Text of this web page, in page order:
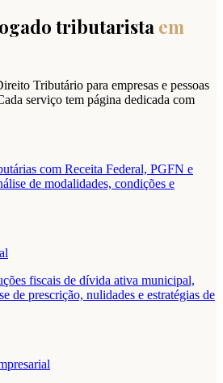
tributarista em
Tributário para empresas e pessoas
serviço tem página dedicada com
com Receita Federal, PGFN e
de modalidades, condições e
fiscais de dívida ativa municipal,
de prescrição, nulidades e estratégias de